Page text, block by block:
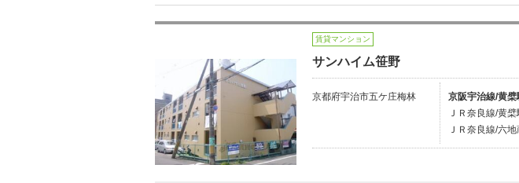
賃貸マンション
サンハイム笹野
京都府宇治市五ケ庄梅林
京阪宇治線/黄
ＪＲ奈良線/黄
ＪＲ奈良線/六